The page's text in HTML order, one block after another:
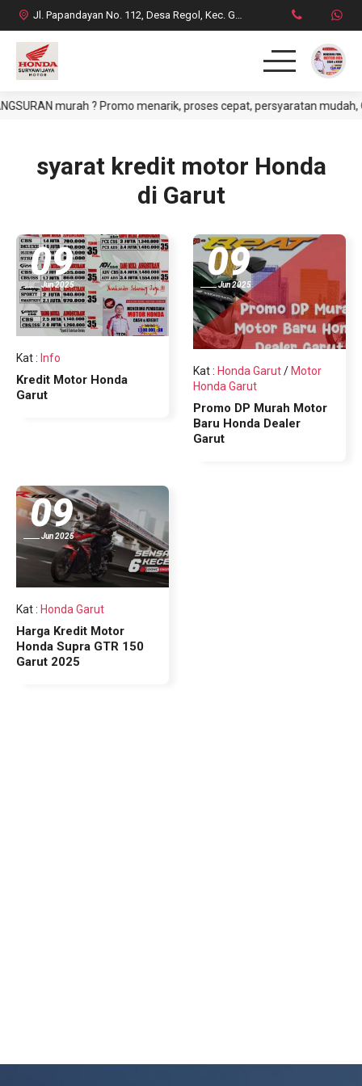
Jl. Papandayan No. 112, Desa Regol, Kec. Garut Kota, Kab. Garut
HOME
DAFTAR HARGA CASH
BROSUR CREDIT
SYARAT CASH / CREDIT
INFO & PROMO TERBARU
murah ? Promo menarik, proses cepat, persyaratan mudah,
syarat kredit motor Honda
di Garut
09
Jun 2025
Kat: Info
Kredit Motor Honda
Garut
09
Jun 2025
Kat: Honda Garut/ Motor
Honda Garut
Promo DP Murah Motor
Baru Honda Dealer
Garut
09
Jun 2025
Kat: Honda Garut
Harga Kredit Motor
Honda Supra GTR 150
Garut 2025